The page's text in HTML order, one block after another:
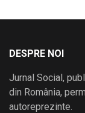
DESPRE NOI
Jurnal Social,
din România,
autoreprezinte.